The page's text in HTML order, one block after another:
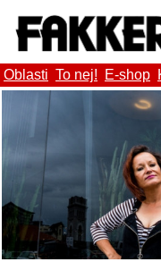
Oblasti To nej! E-shop